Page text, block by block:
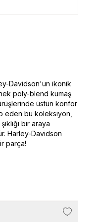
Davidson'un ikonik
poly-blend kumaş
üstün konfor
eden bu koleksiyon,
bir araya
Harley-Davidson
parça!